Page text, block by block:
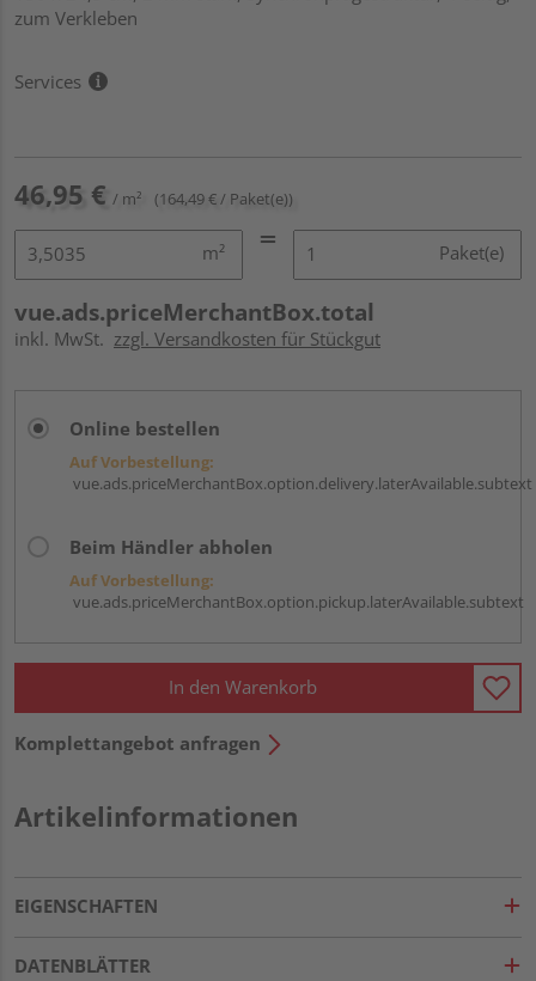
zum Verkleben
Services
46,95 € / m² (164,49 € / Paket(e))
m² Paket(e)
vue.ads.priceMerchantBox.total
inkl. MwSt. zzgl. Versandkosten für Stückgut
Online bestellen
Auf Vorbestellung:
vue.ads.priceMerchantBox.option.delivery.laterAvailable.subtext
Beim Händler abholen
Auf Vorbestellung:
vue.ads.priceMerchantBox.option.pickup.laterAvailable.subtext
In den Warenkorb
Komplettangebot anfragen
Artikelinformationen
EIGENSCHAFTEN
DATENBLÄTTER